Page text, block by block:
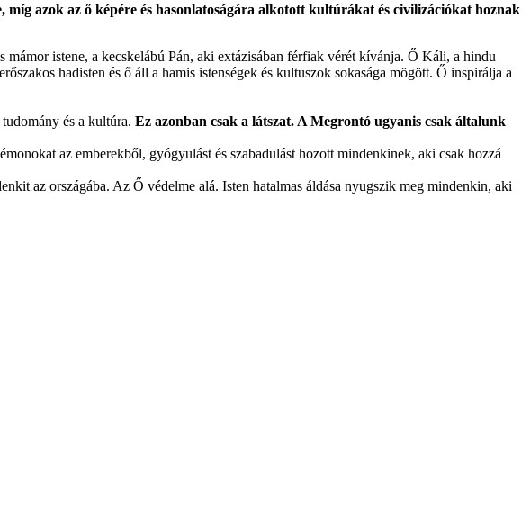
azok az ő képére és hasonlatoságára alkotott kultúrákat és civilizációkat hoznak
istene, a kecskelábú Pán, aki extázisában férfiak vérét kívánja. Ő Káli, a hindu
hadisten és ő áll a hamis istenségek és kultuszok sokasága mögött. Ő inspirálja a
és a kultúra. Ez azonban csak a látszat. A Megrontó ugyanis csak általunk
az emberekből, gyógyulást és szabadulást hozott mindenkinek, aki csak hozzá
az országába. Az Ő védelme alá. Isten hatalmas áldása nyugszik meg mindenkin, aki